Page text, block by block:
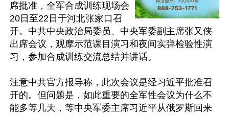
席批准，全军合成训练现场会
20日至22日于河北张家口召
开。中共中央政治局委员、中央军委副主席张又侠
出席会议，观摩示范课目演习和夜间实弹检验性演
习，参加合成训练交流总结并讲话。
注意中共官方报导称，此次会议是经习近平批准召
开的。但问题是，如此重要的全军性会议为什么不
能多等几天，等中央军委主席习近平从俄罗斯回来